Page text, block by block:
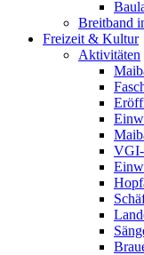
Breitband
Freizeit & Kultur
Aktivitäten
VGI-